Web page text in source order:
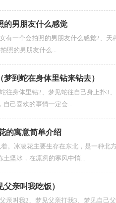
的男朋友什么感觉
一个会拍照的男朋友什么感觉2、天
照的男朋友什么...
到蛇在身体里钻来钻去）
身体里钻2、梦见蛇往自己身上扑3、
自己喜欢的事情一定会...
的寓意简单介绍
冰凌花主要生存在东北，是一种北
土坚冰，在凛冽的寒风中悄...
亲叫我吃饭）
叫我2、梦见父亲打我3、梦见自己